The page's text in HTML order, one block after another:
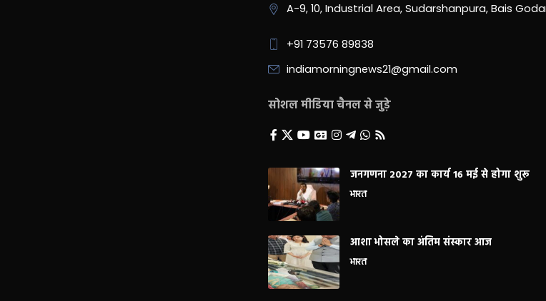
A-9, 10, Industrial Area, Sudarshanpura, Bais
+91 73576 89838
indiamorningnews21@gmail.com
सोशल मीडिया चैनल से जुड़े
जनगणना 2027 का कार्य 16 मई से होगा शुरू
भारत
आशा भोसले का अंतिम संस्कार आज
भारत